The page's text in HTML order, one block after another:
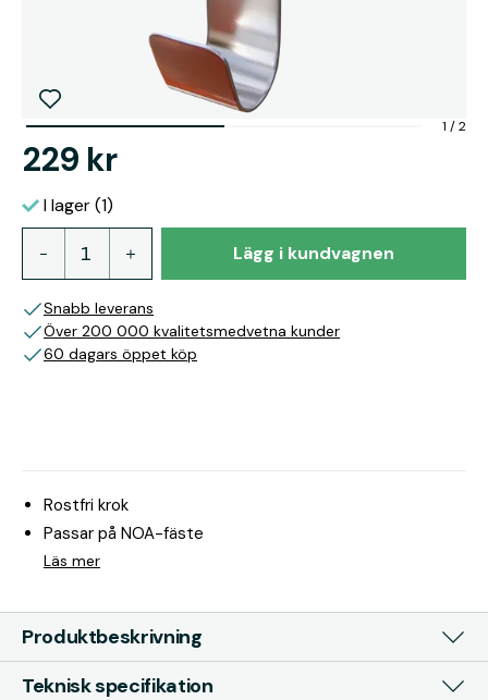
1 /2
229 kr
I lager (1)
Lägg i kundvagnen
Snabb leverans
Över 200 000 kvalitetsmedvetna kunder
60 dagars öppet köp
Rostfri krok
Passar på NOA-fäste
Läs mer
Produktbeskrivning
Teknisk specifikation